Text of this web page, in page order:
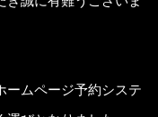
ームページ予約システ